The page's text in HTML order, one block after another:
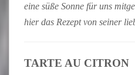
eine süße Sonne für uns
hier das Rezept von seiner
TARTE AU CITRON